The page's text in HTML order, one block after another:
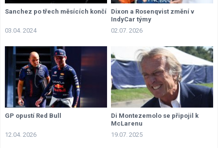
Sanchez po třech měsících končí
03.04. 2024
Dixon a Rosenqvist změní v
IndyCar týmy
02.07. 2026
GP opustí Red Bull
12.04. 2026
Di Montezemolo se připojil k
McLarenu
19.07. 2025